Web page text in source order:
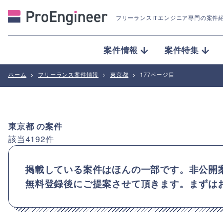
フリーランスITエンジニア専門の案件
案件情報 案件特集
ホーム > フリーランス案件情報 > 東京都 > 177ページ目
東京都の案件
該当4192件
掲載している案件はほんの一部です。非公開
無料登録後にご提案させて頂きます。まずは